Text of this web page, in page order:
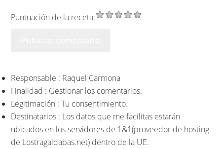
Puntuación de la receta:
Responsable : Raquel Carmona
Finalidad : Gestionar los comentarios.
Legitimación : Tu consentimiento.
Destinatarios : Los datos que me facilitas estarán
ubicados en los servidores de 1&1(proveedor de hosting
de Lostragaldabas.net) dentro de la UE.